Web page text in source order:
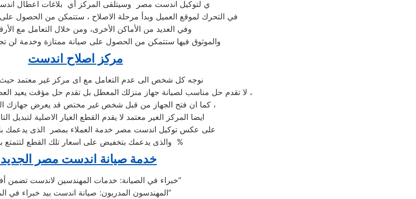
ي لتوكيل اندست مصر وسيتلقى المركز أي بلاغات اعطال
في التحرك لموقع العميل وبدأ مرحلة الاصلاح ، ستتمكن من الحصول
وفي العديد من الأماكن الأخرى، ومن خلال التعامل مع
والموثوق فيها ستتمكن من الحصول على صيانة ممتازة وخدمة لن
مركز اصلاح اندست
نوجه كل شخص الى عدم التعامل مع اى مركز غير معتمد حيث
لا تقدم حل مناسب لصيانة جهاز منزلك المعطل بل تقدم حل مؤقت يعيد العطل الى جهازك بعد فترة قصيرة ،
كما ان فتح الجهاز من قبل شخص غير مختص قد يعرض جهازك الى التلف بشكل كلي ،
ايضا المركز الغير معتمد لا يقدم القطع الغيار الاصلية لتبديل
على عكس توكيل اندست مصر خدمة العملاء بمصر الذى يدعمك
والذى يدعمك بتخفيض على اسعار تلك القطع لتتمتع بجودة 100 %
خدمة صيانة اندست مصر
“خبراء في الصيانة: خدمات المهندسين لاندست تضمن أفضل أداء”
“المهندسون المدربون: صيانة اندست بيد خبراء في الميدان”